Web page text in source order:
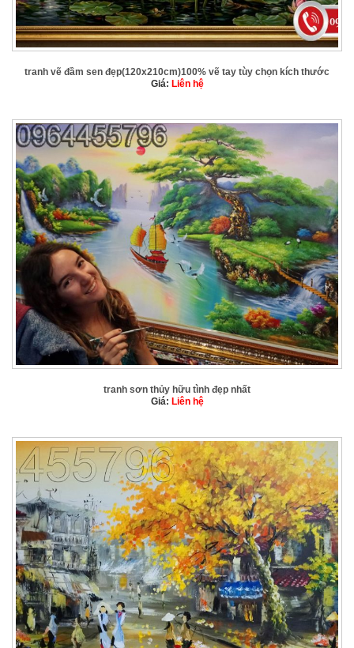
tranh vẽ đầm sen đẹp(120x210cm)100% vẽ tay tùy chọn kích thước
Giá: Liên hệ
tranh sơn thủy hữu tình đẹp nhất
Giá: Liên hệ